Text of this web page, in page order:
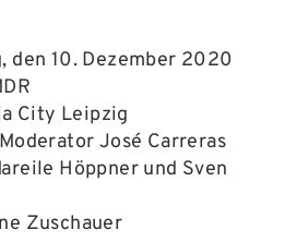
den 10. Dezember 2020
City Leipzig
José Carreras
Höppner und Sven
Zuschauer